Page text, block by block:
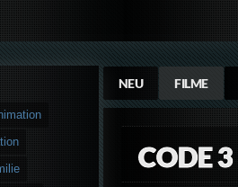
NEU FILME
CODE 3